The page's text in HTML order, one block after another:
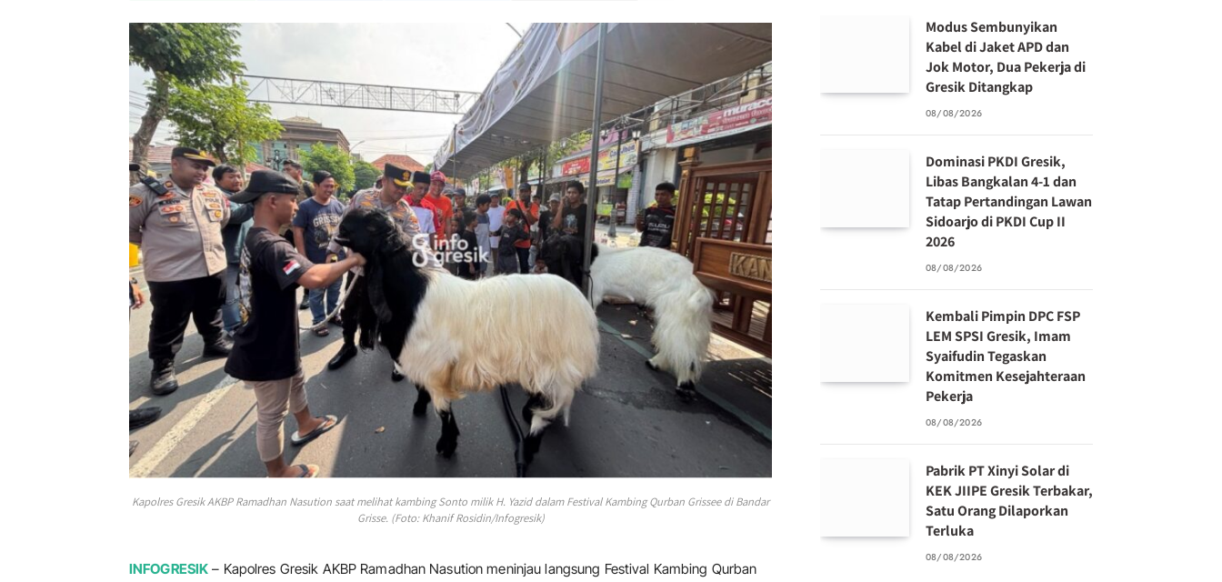
Kapolres Gresik AKBP Ramadhan Nasution saat melihat kambing Sonto milik H. Yazid dalam Festival Kambing Qurban Grissee di Bandar
Grisse. (Foto: Khanif Rosidin/Infogresik)
INFOGRESIK – Kapolres Gresik AKBP Ramadhan Nasution meninjau langsung Festival Kambing Qurban
Modus Sembunyikan
Kabel di Jaket APD dan
Jok Motor, Dua Pekerja di
Gresik Ditangkap
08/08/2026
Dominasi PKDI Gresik,
Libas Bangkalan 4-1 dan
Tatap Pertandingan Lawan
Sidoarjo di PKDI Cup II
2026
08/08/2026
Kembali Pimpin DPC FSP
LEM SPSI Gresik, Imam
Syaifudin Tegaskan
Komitmen Kesejahteraan
Pekerja
08/08/2026
Pabrik PT Xinyi Solar di
KEK JIIPE Gresik Terbakar,
Satu Orang Dilaporkan
Terluka
08/08/2026